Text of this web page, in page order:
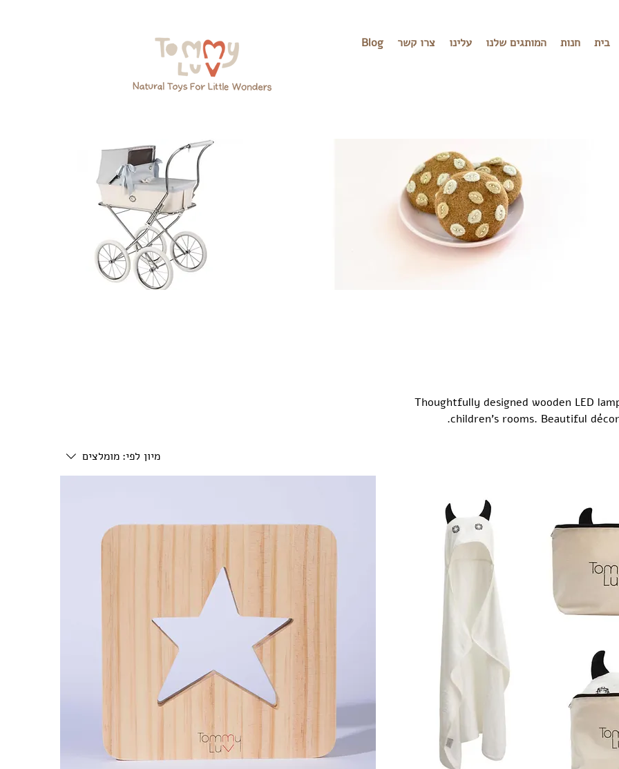
Blog צרו קשר עלינו המותגים שלנו חנות בית
Thoughtfully designed wooden LED
children's rooms. Beautiful
מיון לפי: מומלצים